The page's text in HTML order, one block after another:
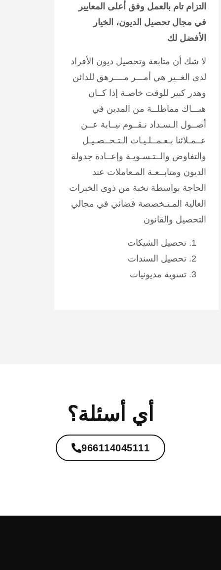
التزام تام بالعمل وفق أعلى المعايير
في مجال تحصيل الديون، الخيار
الأفضل لك
لا شك أن متابعة وتحصيل ديون الأفراد
لدى الغــير هي أمـــر مــــرهق للدائن
وهدر كبير للوقت خاصـة إذا كــان
هنـــاك مماطلــة من المدين في
أصــول الـسـداد نـقــوم نيــابة عــن
عــمـلائنا بـعـمــلـيـات الـتـحــصـيـل
والتفاوض والــتـسـويـة وإعــادة جدولة
الديون ومتابــعـة المـعاملات عند
الحاجة بواسطة نخبة من ذوى الخبرات
العالية المـتـخصصة قضائي في مجالي
التحصيل والقانون
تحصيل الشيكات
تحصيل السندات
تسوية مديونيات
أي أسئلة؟
966114045111